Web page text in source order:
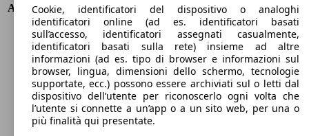
Accelerazione (0-100 km/h)
11.2s
Velocità massima (km/h)
130 km/h
Numero di marce
1
Coppia
260 nm
Cilindrata
-
Carburante
Elettrica
Cilindri
Trasmissione
Automatico
Tipo di trazione
Cookie, identificatori del dispositivo o analoghi
identificatori online (ad es. identificatori basati
sull’accesso, identificatori assegnati casualmente,
identificatori basati sulla rete) insieme ad altre
informazioni (ad es. tipo di browser e informazioni sul
browser, lingua, dimensioni dello schermo, tecnologie
supportate, ecc.) possono essere archiviati sul o letti dal
dispositivo dell’utente per riconoscerlo ogni volta che
l’utente si connette a un’app o a un sito web, per una o
più finalità qui presentate.